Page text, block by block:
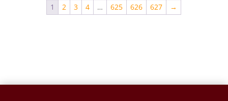
1 2 3 4 … 625 626 627 →